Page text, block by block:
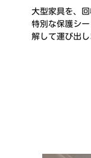
大型家具を、
特別な保護シ
解して運び出し